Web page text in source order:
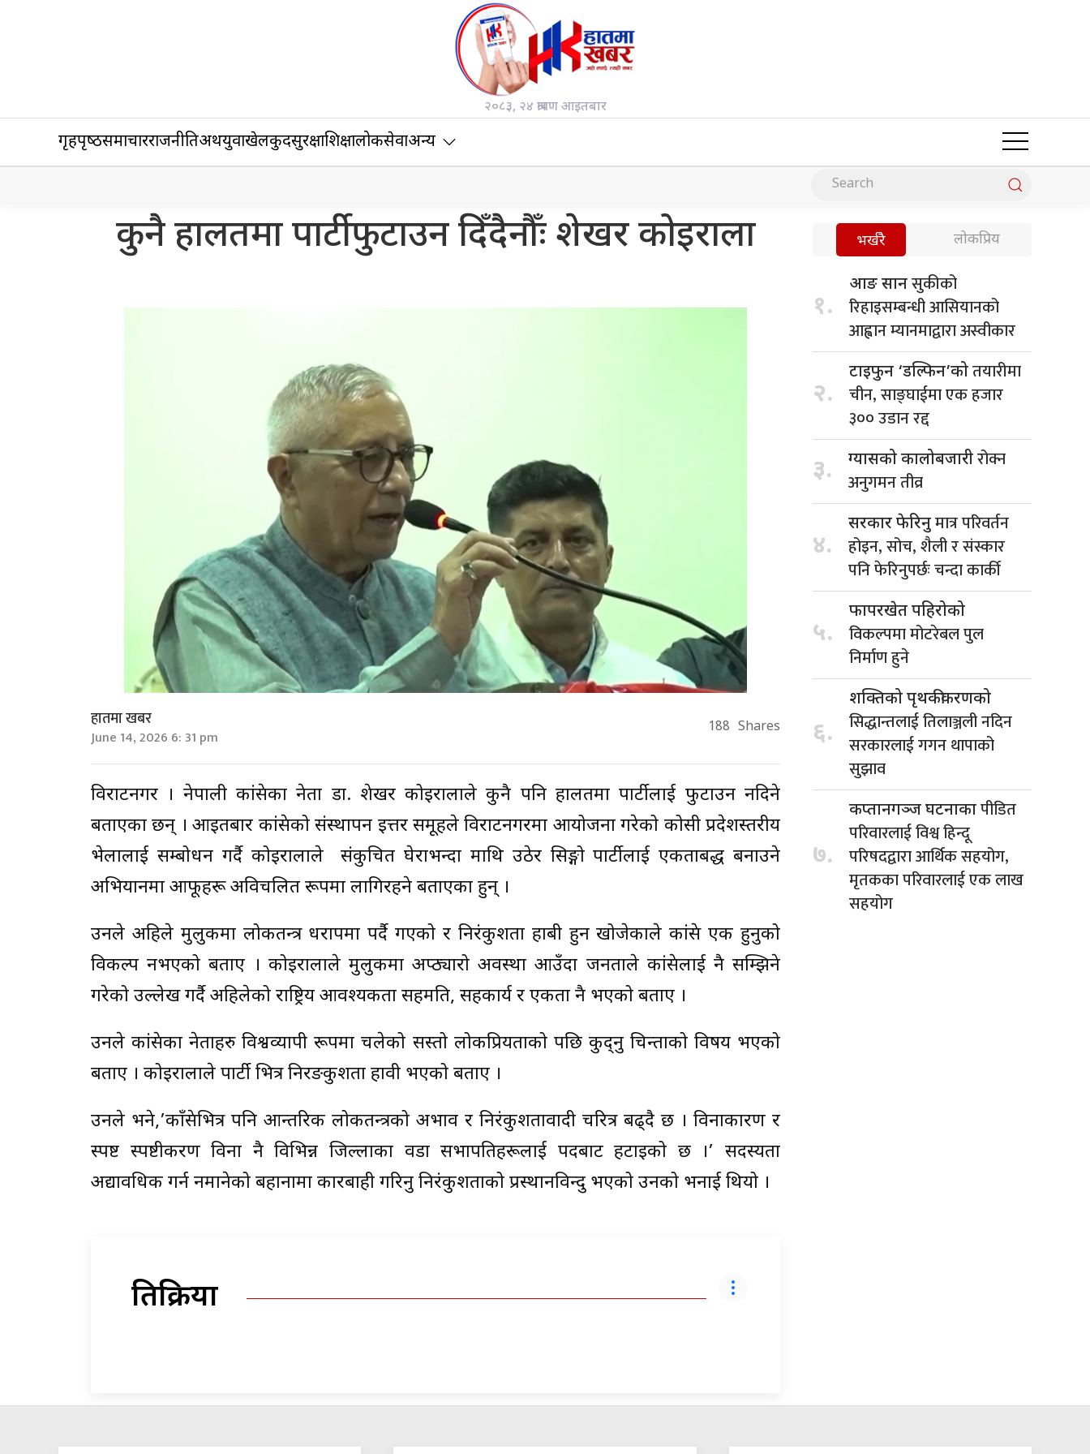
२०८३, २४ श्रावण आइतबार
गृहपृष्‍ठसमाचारराजनीतिअर्थयुवाखेलकुदसुरक्षाशिक्षालोकसेवाअन्य
कुनै हालतमा पार्टी फुटाउन दिँदैनौँः शेखर कोइराला
हातमा खबर
June 14, 2026 6: 31 pm 188 Shares
विराटनगर । नेपाली कांग्रेसका नेता डा. शेखर कोइरालाले कुनै पनि हालतमा पार्टीलाई फुटाउन नदिने
बताएका छन् । आइतबार कांग्रेसको संस्थापन इत्तर समूहले विराटनगरमा आयोजना गरेको कोसी प्रदेशस्तरीय
भेलालाई सम्बोधन गर्दै कोइरालाले संकुचित घेराभन्दा माथि उठेर सिङ्गो पार्टीलाई एकताबद्ध बनाउने
अभियानमा आफूहरू अविचलित रूपमा लागिरहने बताएका हुन् ।
उनले अहिले मुलुकमा लोकतन्त्र धरापमा पर्दै गएको र निरंकुशता हाबी हुन खोजेकाले कांग्रेस एक हुनुको
विकल्प नभएको बताए । कोइरालाले मुलुकमा अप्ठ्यारो अवस्था आउँदा जनताले कांग्रेसलाई नै सम्झिने
गरेको उल्लेख गर्दै अहिलेको राष्ट्रिय आवश्यकता सहमति, सहकार्य र एकता नै भएको बताए ।
उनले कांग्रेसका नेताहरु विश्वव्यापी रूपमा चलेको सस्तो लोकप्रियताको पछि कुद्नु चिन्ताको विषय भएको
बताए । कोइरालाले पार्टी भित्र निरङकुशता हावी भएको बताए ।
उनले भने,’काँग्रेसभित्र पनि आन्तरिक लोकतन्त्रको अभाव र निरंकुशतावादी चरित्र बढ्दै छ । विनाकारण र
स्पष्ट स्पष्टीकरण विना नै विभिन्न जिल्लाका वडा सभापतिहरूलाई पदबाट हटाइको छ ।’ सदस्यता
अद्यावधिक गर्न नमानेको बहानामा कारबाही गरिनु निरंकुशताको प्रस्थानविन्दु भएको उनको भनाई थियो ।
प्रतिक्रिया
भर्खरै लोकप्रिय
१.
आङ सानसुकीको
रिहाइसम्बन्धी आसियानको
आह्वान म्यानमाद्वारा अस्वीकार
२.
टाइफुन ‘डल्फिन’कोतयारीमा
चीन, साङ्घाईमा एक हजार
३०० उडान रद्द
३. ग्यासको कालोबजारीरोक्न
अनुगमन तीव्र
४.
सरकार फेरिनुमात्र परिवर्तन
होइन, सोच, शैली र संस्कार
पनि फेरिनुपर्छः चन्दा कार्की
५.
फापरखेत पहिरोको
विकल्पमा मोटरेबल पुल
निर्माण हुने
६.
शक्तिको पृथकीकरणको
सिद्धान्तलाई तिलाञ्जली नदिन
सरकारलाई गगन थापाको
सुझाव
७.
कप्तानगञ्ज घटनाकापीडित
परिवारलाई विश्व हिन्दू
परिषदद्वारा आर्थिक सहयोग,
मृतकका परिवारलाई एक लाख
सहयोग